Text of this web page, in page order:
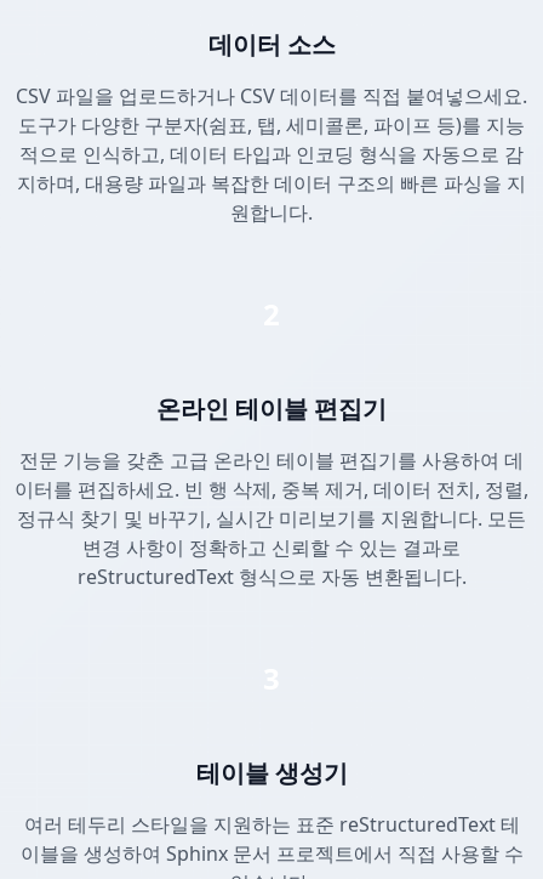
데이터 소스
CSV 파일을 업로드하거나 CSV 데이터를 직접 붙여넣으세요.
도구가 다양한 구분자(쉼표, 탭, 세미콜론, 파이프 등)를 지능
적으로 인식하고, 데이터 타입과 인코딩 형식을 자동으로 감
지하며, 대용량 파일과 복잡한 데이터 구조의 빠른 파싱을 지
원합니다.
온라인 테이블 편집기
전문 기능을 갖춘 고급 온라인 테이블 편집기를 사용하여 데
이터를 편집하세요. 빈 행 삭제, 중복 제거, 데이터 전치, 정렬,
정규식 찾기 및 바꾸기, 실시간 미리보기를 지원합니다. 모든
변경 사항이 정확하고 신뢰할 수 있는 결과로
reStructuredText 형식으로 자동 변환됩니다.
테이블 생성기
여러 테두리 스타일을 지원하는 표준 reStructuredText 테
이블을 생성하여 Sphinx 문서 프로젝트에서 직접 사용할 수